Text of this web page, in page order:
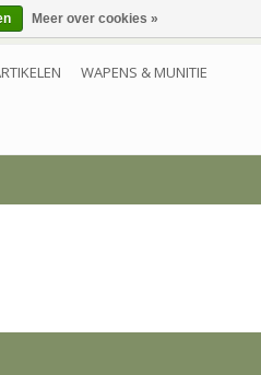
Inloggen Account aanmaken
WAPENS & MUNITIE
Meer over cookies »